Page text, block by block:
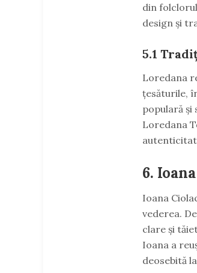
din
design și
5.1
Loredana
țesăturile,
populară și
Loredana
6.
Ioana
vederea.
clare și
Ioana a
deosebită